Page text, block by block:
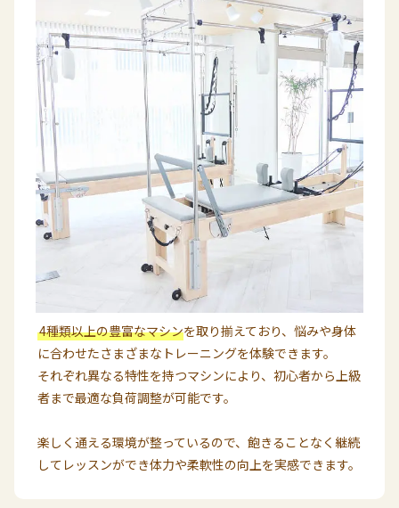
4種類以上の豊富なマシンを取り揃えており、悩みや身体
に合わせたさまざまなトレーニングを体験できます。
それぞれ異なる特性を持つマシンにより、初心者から上級
者まで最適な負荷調整が可能です。
楽しく通える環境が整っているので、飽きることなく継続
してレッスンができ体力や柔軟性の向上を実感できます。